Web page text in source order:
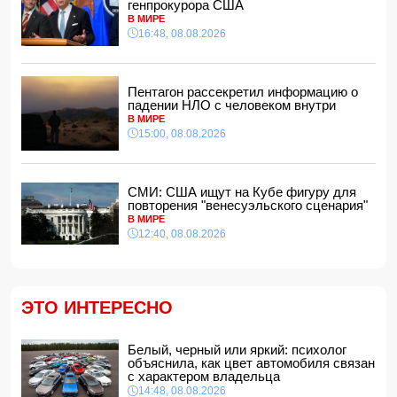
Найдено тело утонувшего в море 16-летнего юноши
14:14, 08.08.2026
14:10, 08.08.2026
ВС РФ взяли под контроль Ивановку в Харьковской
области
14:04, 08.08.2026
Прогноз погоды в Азербайджане на 9 августа
Никол Пашинян позвонил Ильхаму Алиеву
12:48, 08.08.2026
СМИ: США ищут на Кубе фигуру для повторения
В Сахалинской области произошло землетрясение
магнитудой 5.3
Новая Зеландия ввела 35-й пакет санкций против
России
12:28, 08.08.2026
генпрокурора США
В МИРЕ
16:48, 08.08.2026
Пентагон рассекретил информацию о
падении НЛО с человеком внутри
В МИРЕ
15:00, 08.08.2026
СМИ: США ищут на Кубе фигуру для
повторения "венесуэльского сценария"
В МИРЕ
12:40, 08.08.2026
ЭТО ИНТЕРЕСНО
Белый, черный или яркий: психолог
объяснила, как цвет автомобиля связан
с характером владельца
14:48, 08.08.2026